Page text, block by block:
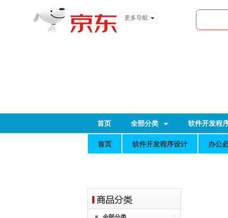
更多导航
首页 全部分类 软件开发程
首页 软件开发程序设计 办公